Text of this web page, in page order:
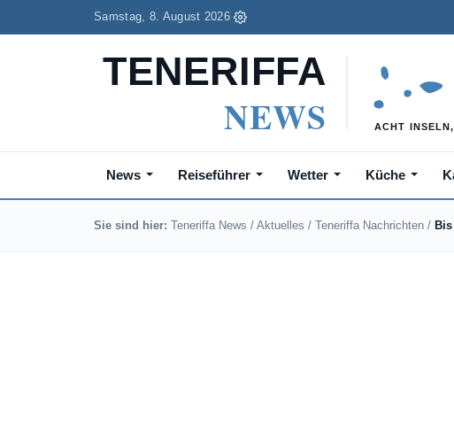
Samstag, 8. August 2026
News Reiseführer Wetter Küche
Sie sind hier: Teneriffa News / Aktuelles / Teneriffa Nachrichten /